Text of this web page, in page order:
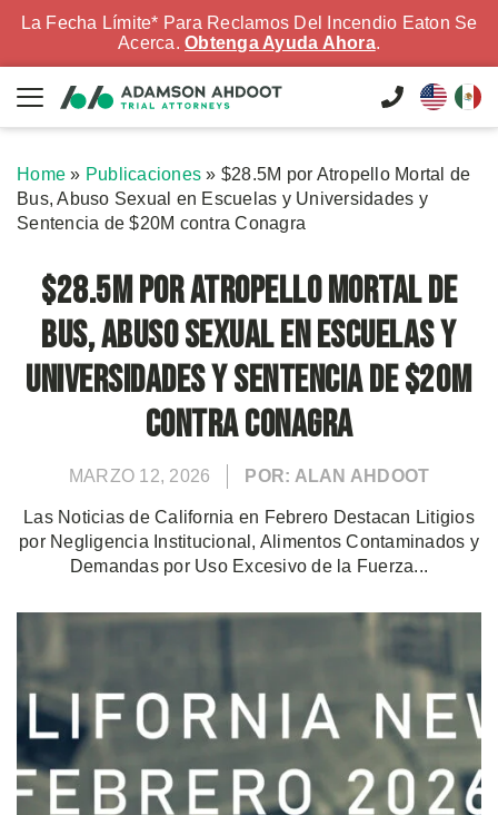
La Fecha Límite* Para Reclamos Del Incendio Eaton Se
Acerca. Obtenga Ayuda Ahora.
Home » Publicaciones » $28.5M por Atropello Mortal de
Bus, Abuso Sexual en Escuelas y Universidades y
Sentencia de $20M contra Conagra
$28.5M por Atropello Mortal de
Bus, Abuso Sexual en Escuelas y
Universidades y Sentencia de $20M
contra Conagra
MARZO 12, 2026 POR: ALAN AHDOOT
Las Noticias de California en Febrero Destacan Litigios
por Negligencia Institucional, Alimentos Contaminados y
Demandas por Uso Excesivo de la Fuerza...